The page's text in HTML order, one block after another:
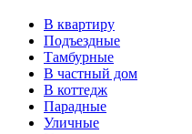
В квартиру
Подъездные
Тамбурные
В частный дом
В коттедж
Парадные
Уличные